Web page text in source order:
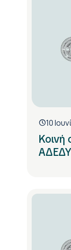
10
Κοινή
ΑΔΕΔΥ